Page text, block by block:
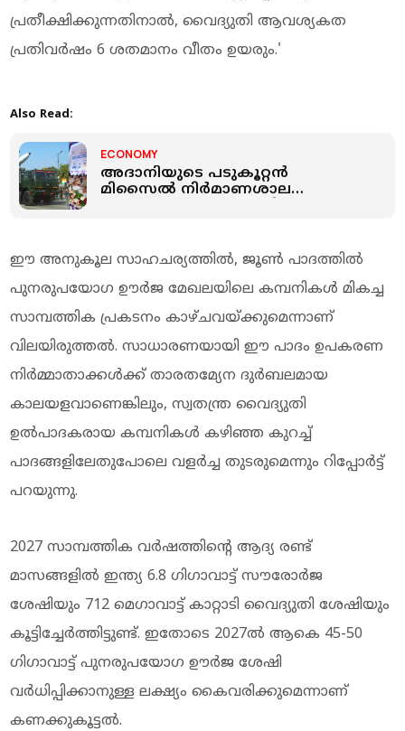
പ്രതീക്ഷിക്കുന്നതിനാല്‍, വൈദ്യുതി ആവശ്യകത
പ്രതിവര്‍ഷം 6 ശതമാനം വീതം ഉയരും.'
Also Read:
ECONOMY
അദാനിയുടെ പടുകൂറ്റൻ
മിസൈൽ നിർമാണശാല
ഈ അനുകൂല സാഹചര്യത്തില്‍, ജൂണ്‍ പാദത്തില്‍
പുനരുപയോഗ ഊര്‍ജ മേഖലയിലെ കമ്പനികള്‍ മികച്ച
സാമ്പത്തിക പ്രകടനം കാഴ്ചവയ്ക്കുമെന്നാണ്
വിലയിരുത്തല്‍. സാധാരണയായി ഈ പാദം ഉപകരണ
നിര്‍മ്മാതാക്കള്‍ക്ക് താരതമ്യേന ദുര്‍ബലമായ
കാലയളവാണെങ്കിലും, സ്വതന്ത്ര വൈദ്യുതി
ഉല്‍പാദകരായ കമ്പനികള്‍ കഴിഞ്ഞ കുറച്ച്
പാദങ്ങളിലേതുപോലെ വളര്‍ച്ച തുടരുമെന്നും റിപ്പോര്‍ട്ട്
പറയുന്നു.
2027 സാമ്പത്തിക വര്‍ഷത്തിന്റെ ആദ്യ രണ്ട്
മാസങ്ങളില്‍ ഇന്ത്യ 6.8 ഗിഗാവാട്ട് സൗരോര്‍ജ
ശേഷിയും 712 മെഗാവാട്ട് കാറ്റാടി വൈദ്യുതി ശേഷിയും
കൂട്ടിച്ചേര്‍ത്തിട്ടുണ്ട്. ഇതോടെ 2027ല്‍ ആകെ 45-50
ഗിഗാവാട്ട് പുനരുപയോഗ ഊര്‍ജ ശേഷി
വര്‍ധിപ്പിക്കാനുള്ള ലക്ഷ്യം കൈവരിക്കുമെന്നാണ്
കണക്കുകൂട്ടല്‍.